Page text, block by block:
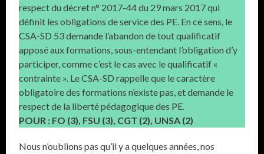
respect du décret n° 2017-44 du 29 mars 2017 qui
définit les obligations de service des PE. En ce sens, le
CSA-SD 53 demande l’abandon de tout qualificatif
apposé aux formations, sous-entendant l’obligation d’y
participer, comme c’est le cas avec le qualificatif «
contrainte ». Le CSA-SD rappelle que le caractère
obligatoire des formations n’existe pas, et demande le
respect de la liberté pédagogique des PE.
POUR : FO (3), FSU (3), CGT (2), UNSA (2)
Nous n’oublions pas qu’il y a quelques années, nos